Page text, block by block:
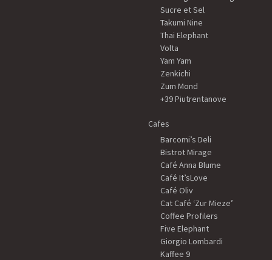
Sucre et Sel
Takumi Nine
Thai Elephant
Volta
Yam Yam
Zenkichi
Zum Mond
+39 Piutrentanove
Cafes
Barcomi’s Deli
Bistrot Mirage
Café Anna Blume
Café It’sLove
Café Oliv
Cat Café ‘Zur Mieze’
Coffee Profilers
Five Elephant
Giorgio Lombardi
Kaffee 9